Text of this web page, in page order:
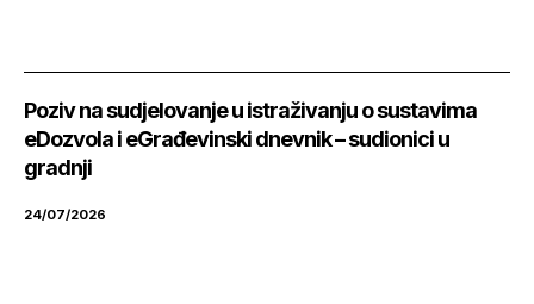
Poziv na sudjelovanje u istraživanju o sustavima
eDozvola i eGrađevinski dnevnik – sudionici u
gradnji
24/07/2026